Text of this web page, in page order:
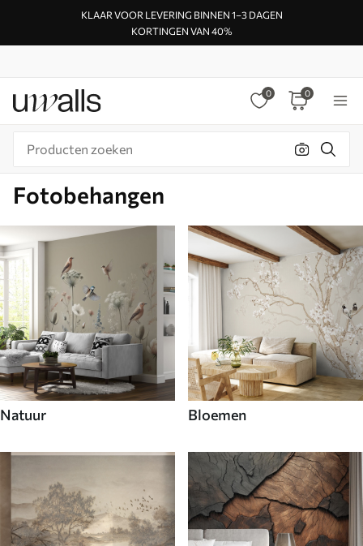
KLAAR VOOR LEVERING BINNEN 1–3 DAGEN
KORTINGEN VAN 40%
0 0
Fotobehangen
Natuur Bloemen